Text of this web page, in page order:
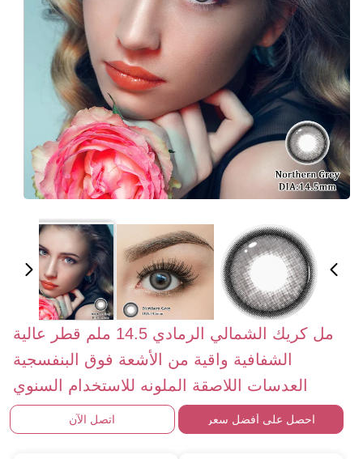
مل كريك الشمالي الرمادي 14.5 ملم قطر عالية
الشفافية واقية من الأشعة فوق البنفسجية
العدسات اللاصقة الملونه للاستخدام السنوي
احصل على أفضل سعر اتصل الآن